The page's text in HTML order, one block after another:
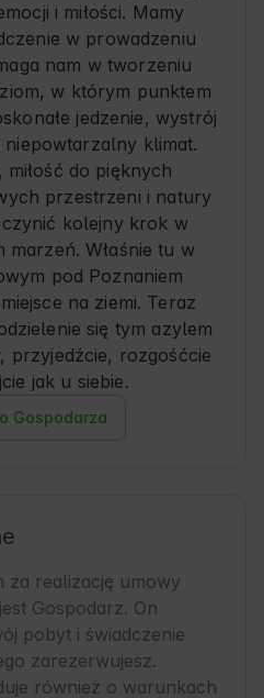
i miłości. Mamy
w prowadzeniu
nam w tworzeniu
w którym punktem
jedzenie, wystrój
klimat.
miłość do pięknych
przestrzeni i natury
kolejny krok w
marzeń. Właśnie tu w
pod Poznaniem
na ziemi. Teraz
się tym azylem
przyjedźcie, rozgośćcie
jak u siebie.
Gospodarza
za realizację umowy
Gospodarz. On
pobyt i świadczenie
zarezerwujesz.
również o warunkach